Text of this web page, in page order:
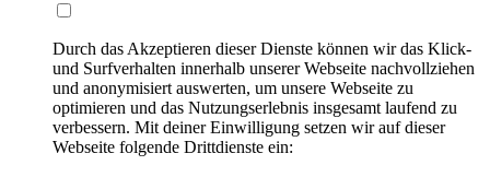
Durch das Akzeptieren dieser Dienste können wir das Klick-
und Surfverhalten innerhalb unserer Webseite nachvollziehen
und anonymisiert auswerten, um unsere Webseite zu
optimieren und das Nutzungserlebnis insgesamt laufend zu
verbessern. Mit deiner Einwilligung setzen wir auf dieser
Webseite folgende Drittdienste ein: